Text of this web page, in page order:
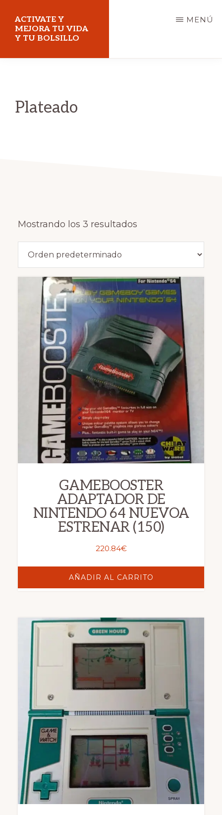
contenido
principal
ACTIVATE Y
MEJORA TU VIDA
Y TU BOLSILLO
vida
MENÚ
Plateado
Mostrando los 3 resultados
GAMEBOOSTER
ADAPTADOR DE
NINTENDO 64 NUEVOA
ESTRENAR (150)
220.84€
AÑADIR AL CARRITO